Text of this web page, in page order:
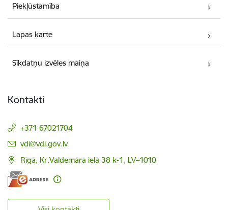
Piekļūstamība
Lapas karte
Sīkdatņu izvēles maiņa
Kontakti
+371 67021704
E-pasts:
vdi@vdi.gov.lv
Rīgā, Kr.Valdemāra ielā 38 k-1, LV–1010